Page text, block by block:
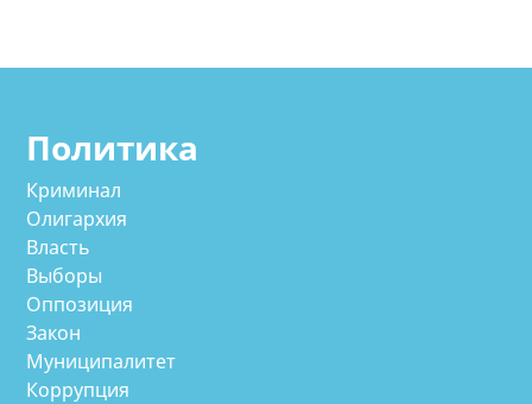
Политика
Криминал
Олигархия
Власть
Выборы
Оппозиция
Закон
Муниципалитет
Коррупция